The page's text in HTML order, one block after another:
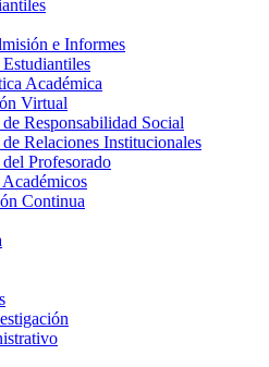
e Informes
Académica
Virtual
Responsabilidad Social
Relaciones Institucionales
Profesorado
Continua